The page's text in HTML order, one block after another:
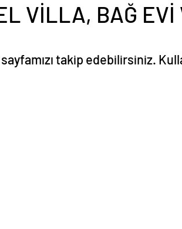
VİLLA, BAĞ
takip edebilirsiniz.